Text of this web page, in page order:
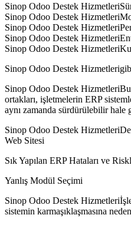
Sinop Odoo Destek
Sinop Odoo Destek
Sinop Odoo Destek
Sinop Odoo Destek
Sinop Odoo Destek
Sinop Odoo Destek
Sinop Odoo Destek
ortakları, işletmelerin ERP
aynı zamanda sürdürülebilir hale
Sinop Odoo Destek
Web Sitesi
Sık Yapılan ERP Hataları ve
Yanlış Modül Seçimi
Sinop Odoo Destek
sistemin karmaşıklaşmasına